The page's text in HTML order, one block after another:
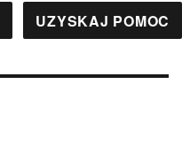
UZYSKAJ POMOC